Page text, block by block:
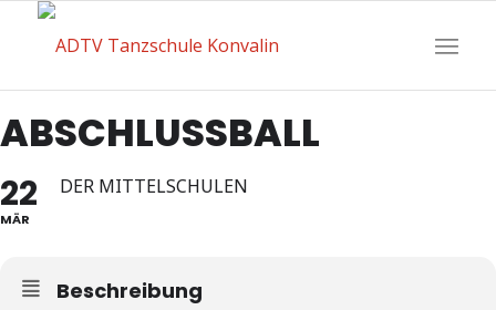
ABSCHLUSSBALL
22
MÄR
DER MITTELSCHULEN
Beschreibung